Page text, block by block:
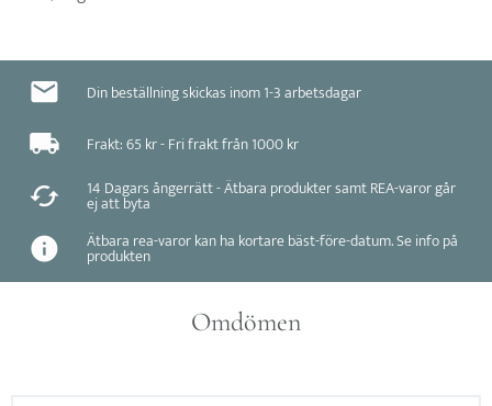
Din beställning skickas inom 1-3 arbetsdagar
Frakt: 65 kr - Fri frakt från 1000 kr
14 Dagars ångerrätt - Ätbara produkter samt REA-varor går
ej att byta
Ätbara rea-varor kan ha kortare bäst-före-datum. Se info på
produkten
Omdömen